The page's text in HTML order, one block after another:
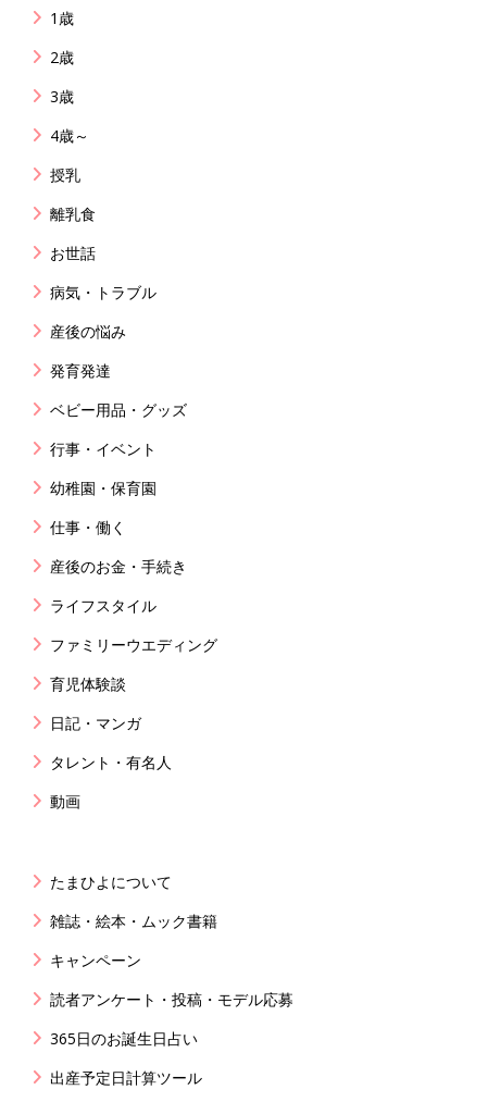
1歳
2歳
3歳
4歳～
授乳
離乳食
お世話
病気・トラブル
産後の悩み
発育発達
ベビー用品・グッズ
行事・イベント
幼稚園・保育園
仕事・働く
産後のお金・手続き
ライフスタイル
ファミリーウエディング
育児体験談
日記・マンガ
タレント・有名人
動画
たまひよについて
雑誌・絵本・ムック書籍
キャンペーン
読者アンケート・投稿・モデル応募
365日のお誕生日占い
出産予定日計算ツール